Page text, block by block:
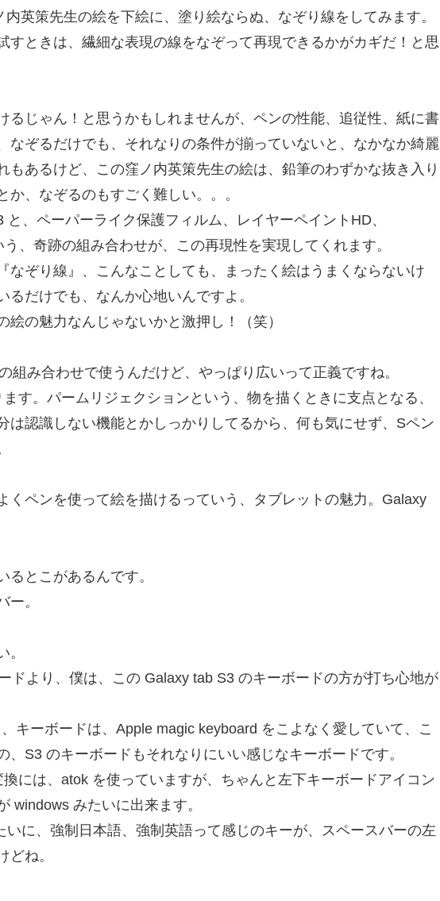
英策先生の絵を下絵に、塗り絵ならぬ、なぞり線をしてみます。
すときは、繊細な表現の線をなぞって再現できるかがカギだ！と思
るじゃん！と思うかもしれませんが、ペンの性能、追従性、紙に書
なぞるだけでも、それなりの条件が揃っていないと、なかなか綺麗
もあるけど、この窪ノ内英策先生の絵は、鉛筆のわずかな抜き入り
か、なぞるのもすごく難しい。。。
、ペーパーライク保護フィルム、レイヤーペイントHD、
、奇跡の組み合わせが、この再現性を実現してくれます。
なぞり線』、こんなことしても、まったく絵はうまくならないけ
るだけでも、なんか心地いんですよ。
絵の魅力なんじゃないかと激押し！（笑）
組み合わせで使うんだけど、やっぱり広いって正義ですね。
す。パームリジェクションという、物を描くときに支点となる、
は認識しない機能とかしっかりしてるから、何も気にせず、Sペン
くペンを使って絵を描けるっていう、タブレットの魅力。Galaxy
るとこがあるんです。
ー。
。
ドより、僕は、この Galaxy tab S3 のキーボードの方が打ち心地が
キーボードは、Apple magic keyboard をこよなく愛していて、こ
、S3 のキーボードもそれなりにいい感じなキーボードです。
には、atok を使っていますが、ちゃんと左下キーボードアイコン
windows みたいに出来ます。
いに、強制日本語、強制英語って感じのキーが、スペースバーの左
どね。